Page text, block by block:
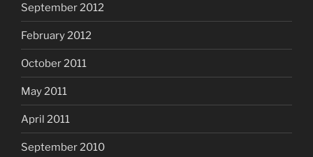
September 2012
February 2012
October 2011
May 2011
April 2011
September 2010